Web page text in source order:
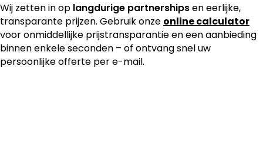
Wij zetten in op langdurige partnershipsen eerlijke,
transparante prijzen. Gebruik onze online calculator
voor onmiddellijke prijstransparantie en een aanbieding
binnen enkele seconden – of ontvang snel uw
persoonlijke offerte per e-mail.